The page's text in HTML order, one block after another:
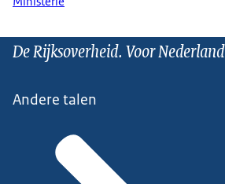
De Rijksoverheid. Voor Nederland
Andere talen